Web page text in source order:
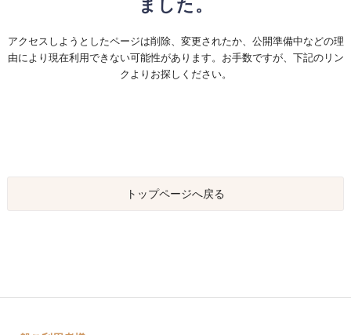
ました。
アクセスしようとしたページは削除、変更されたか、公開準備中などの理
由により現在利用できない可能性があります。お手数ですが、下記のリン
クよりお探しください。
トップページへ戻る